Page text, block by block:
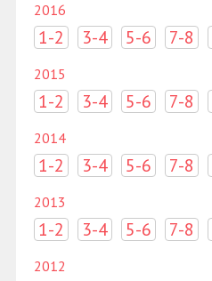
2016
1-2 3-4 5-6 7-8
2015
1-2 3-4 5-6 7-8
2014
1-2 3-4 5-6 7-8
2013
1-2 3-4 5-6 7-8
2012